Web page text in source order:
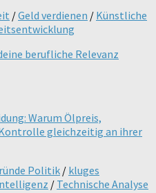
/Geld verdienen / Künstliche
berufliche Relevanz
Politik/ kluges
/ Technische Analyse